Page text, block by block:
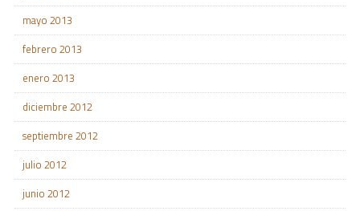
mayo 2013
febrero 2013
enero 2013
diciembre 2012
septiembre 2012
julio 2012
junio 2012